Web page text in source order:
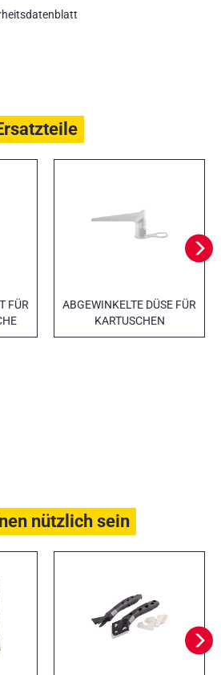
FÜR
ABGEWINKELTE DÜSE FÜR
KARTUSCHEN
nützlich sein